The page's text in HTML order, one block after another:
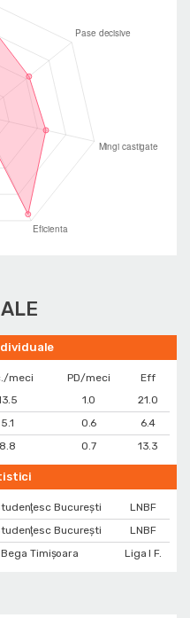
meci PD/meci
Eff
1.0
21.0
5.1 0.6
6.4
8.8 0.7 13.3
Bucureşti
LNBF
Bucureşti
LNBF
Bega Timișoara Liga I F.